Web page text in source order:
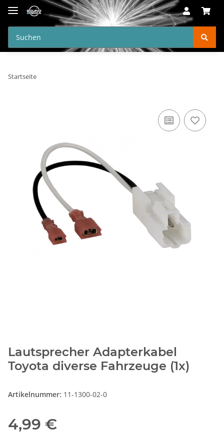
Startseite
Lautsprecher Adapterkabel
Toyota diverse Fahrzeuge (1x)
Artikelnummer: 11-1300-02-0
4,99 €